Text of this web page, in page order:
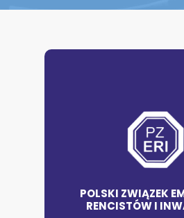
POLSKI ZWIĄZEK
RENCISTÓW I